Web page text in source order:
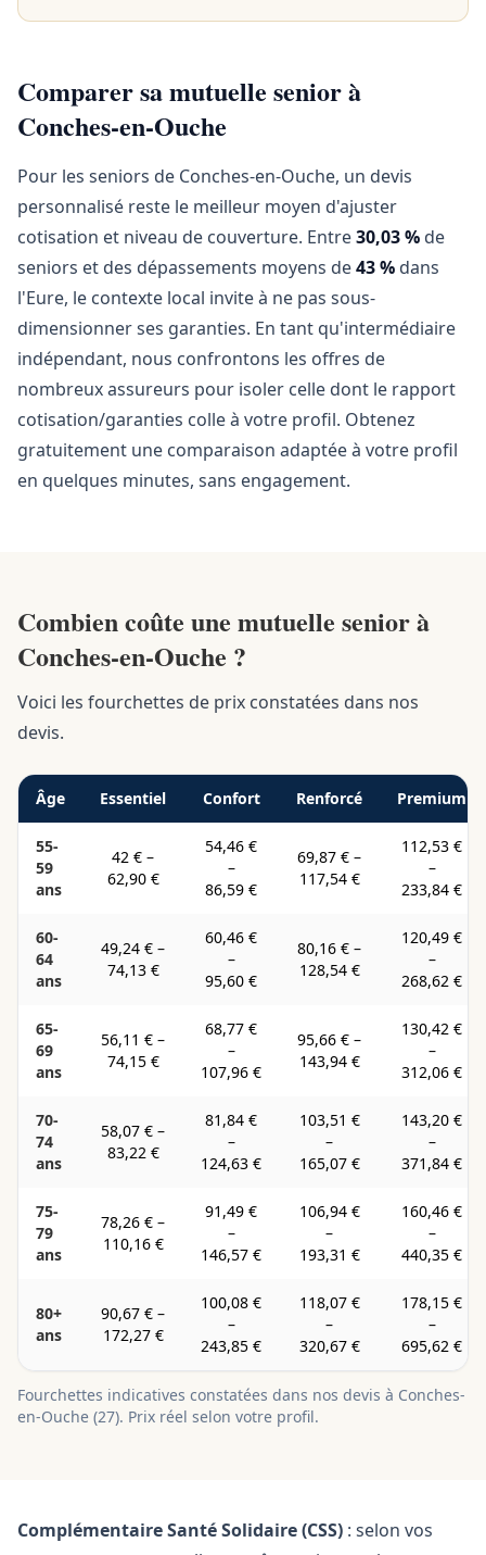
Comparer sa mutuelle senior à
Conches-en-Ouche
Pour les seniors de Conches-en-Ouche, un devis
personnalisé reste le meilleur moyen d'ajuster
cotisation et niveau de couverture. Entre30,03 % de
seniors et des dépassements moyens de43 % dans
l'Eure, le contexte local invite à ne pas sous-
dimensionner ses garanties. En tant qu'intermédiaire
indépendant, nous confrontons les offres de
nombreux assureurs pour isoler celle dont le rapport
cotisation/garanties colle à votre profil. Obtenez
gratuitement une comparaison adaptée à votre profil
en quelques minutes, sans engagement.
Combien coûte une mutuelle senior à
Conches-en-Ouche ?
Voici les fourchettes de prix constatées dans nos
devis.
Âge Essentiel Confort Renforcé Premium
55-
59
ans
42 € –
62,90 €
54,46 €
–
86,59 €
69,87 € –
117,54 €
112,53 €
–
233,84 €
60-
64
ans
49,24 € –
74,13 €
60,46 €
–
95,60 €
80,16 € –
128,54 €
120,49 €
–
268,62 €
65-
69
ans
56,11 € –
74,15 €
68,77 €
–
107,96 €
95,66 € –
143,94 €
130,42 €
–
312,06 €
70-
74
ans
58,07 € –
83,22 €
81,84 €
–
124,63 €
103,51 €
–
165,07 €
143,20 €
–
371,84 €
75-
79
ans
78,26 € –
110,16 €
91,49 €
–
146,57 €
106,94 €
–
193,31 €
160,46 €
–
440,35 €
80+
ans
90,67 € –
172,27 €
100,08 €
–
243,85 €
118,07 €
–
320,67 €
178,15 €
–
695,62 €
Fourchettes indicatives constatées dans nos devis à Conches-
en-Ouche (27). Prix réel selon votre profil.
Complémentaire Santé Solidaire (CSS) : selon vos